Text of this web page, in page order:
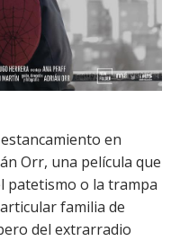
en
Orr, una película que
patetismo o la trampa
familia de
del extrarradio